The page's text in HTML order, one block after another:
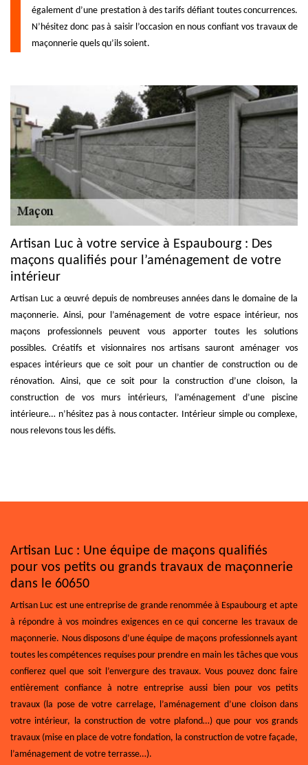
également d’une prestation à des tarifs défiant toutes concurrences.
N’hésitez donc pas à saisir l’occasion en nous confiant vos travaux de
maçonnerie quels qu’ils soient.
Artisan Luc à votre service à Espaubourg : Des
maçons qualifiés pour l’aménagement de votre
intérieur
Artisan Luc a œuvré depuis de nombreuses années dans le domaine de la
maçonnerie. Ainsi, pour l’aménagement de votre espace intérieur, nos
maçons professionnels peuvent vous apporter toutes les solutions
possibles. Créatifs et visionnaires nos artisans sauront aménager vos
espaces intérieurs que ce soit pour un chantier de construction ou de
rénovation. Ainsi, que ce soit pour la construction d’une cloison, la
construction de vos murs intérieurs, l’aménagement d’une piscine
intérieure… n’hésitez pas à nous contacter. Intérieur simple ou complexe,
nous relevons tous les défis.
Artisan Luc : Une équipe de maçons qualifiés
pour vos petits ou grands travaux de maçonnerie
dans le 60650
Artisan Luc est une entreprise de grande renommée à Espaubourg et apte
à répondre à vos moindres exigences en ce qui concerne les travaux de
maçonnerie. Nous disposons d’une équipe de maçons professionnels ayant
toutes les compétences requises pour prendre en main les tâches que vous
confierez quel que soit l’envergure des travaux. Vous pouvez donc faire
entièrement confiance à notre entreprise aussi bien pour vos petits
travaux (la pose de votre carrelage, l’aménagement d’une cloison dans
votre intérieur, la construction de votre plafond…) que pour vos grands
travaux (mise en place de votre fondation, la construction de votre façade,
l’aménagement de votre terrasse…).